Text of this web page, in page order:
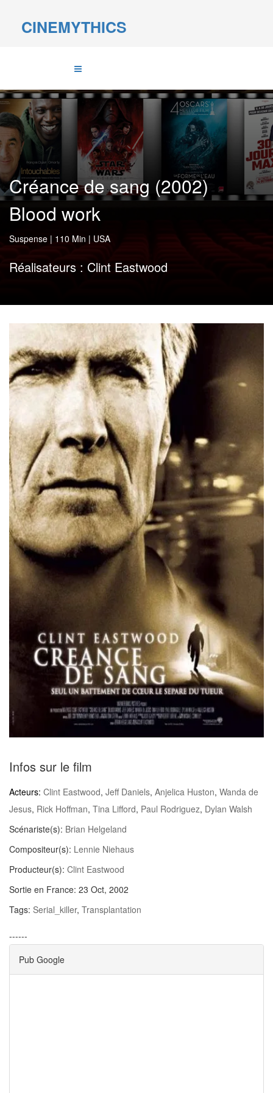
CINEMYTHICS
Créance de sang (2002)
Blood work
Suspense | 110 Min | USA
Réalisateurs : Clint Eastwood
Infos sur le film
Acteurs: Clint Eastwood, Jeff Daniels, Anjelica Huston, Wanda de
Jesus, Rick Hoffman, Tina Lifford, Paul Rodriguez, Dylan Walsh
Scénariste(s): Brian Helgeland
Compositeur(s): Lennie Niehaus
Producteur(s): Clint Eastwood
Sortie en France: 23 Oct, 2002
Tags: Serial_killer, Transplantation
------
Pub Google